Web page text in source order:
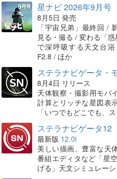
星ナビ 2026年9月号
8月5日 発売
「宇宙兄弟」最終回 /
見る・撮る / 変わる「
で深呼吸する天文台浴
F2.8 / ほか
ステラナビゲータ・
8月4日 リリース
天体観察・撮影用モバ
計算とリッチな星図表
「いつでもどこでも、
ステラナビゲータ12
最新版 12.0i
美しい描画、豊富な天
番組エディタなど「星
げる」天文シミュレー